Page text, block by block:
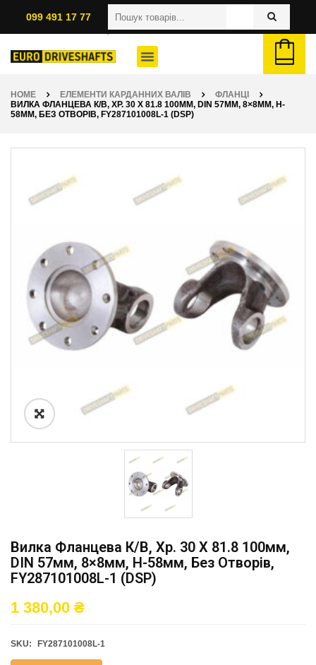
099 491 17 77
HOME ЕЛЕМЕНТИ КАРДАННИХ ВАЛІВ
ФЛАНЦІ
ВИЛКА ФЛАНЦЕВА К/В, ХР. 30 X 81.8 100ММ, DIN 57ММ, 8×8ММ, H-
58ММ, БЕЗ ОТВОРІВ, FY287101008L-1 (DSP)
Вилка Фланцева К/в, Хр. 30 X 81.8 100мм,
DIN 57мм, 8×8мм, H-58мм, Без Отворів,
FY287101008L-1 (DSP)
1 380,00 ₴
SKU: FY287101008L-1